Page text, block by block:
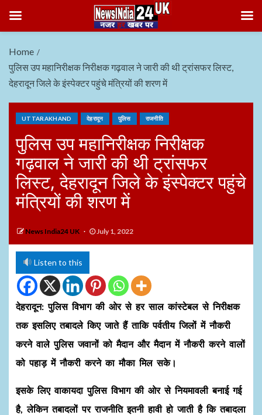
Home
पुलिस उप महानिरीक्षक निरीक्षक गढ़वाल ने जारी की थी ट्रांसफर लिस्ट,
देहरादून जिले के इंस्पेक्टर पहुंचे मंत्रियों की शरण में
UTTARAKHAND देहरादून पुलिस राजनीति
पुलिस उप महानिरीक्षक निरीक्षक
गढ़वाल ने जारी की थी ट्रांसफर
लिस्ट, देहरादून जिले के इंस्पेक्टर पहुंचे
मंत्रियों की शरण में
News India24 UK July 1, 2022
Listen to this
देहरादून: पुलिस विभाग की ओर से हर साल कांस्टेबल से निरीक्षक
तक इसलिए तबादले किए जाते हैं ताकि पर्वतीय जिलों में नौकरी
करने वाले पुलिस जवानों को मैदान और मैदान में नौकरी करने वालों
को पहाड़ में नौकरी करने का मौका मिल सके।
इसके लिए वाकायदा पुलिस विभाग की ओर से नियमावली बनाई गई
है, लेकिन तबादलों पर राजनीति इतनी हावी हो जाती है कि तबादला